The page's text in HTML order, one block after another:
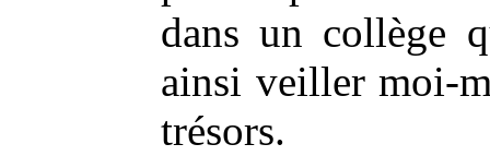
dans un collège
ainsi veiller moi-
trésors.